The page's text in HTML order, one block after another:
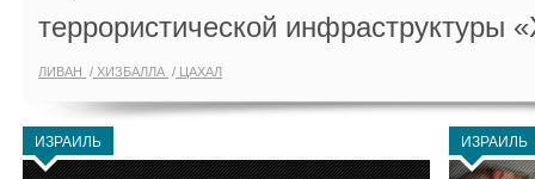
террористической инфраструктуры
ЛИВАН ХИЗБАЛЛА ЦАХАЛ
ИЗРАИЛЬ ИЗРАИЛЬ